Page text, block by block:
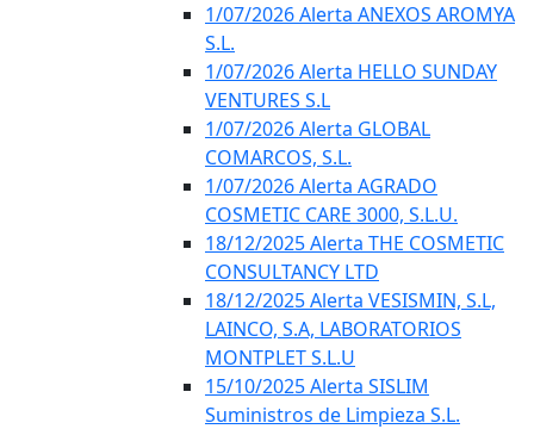
1/07/2026 Alerta ANEXOS AROMYA
S.L.
1/07/2026 Alerta HELLO SUNDAY
VENTURES S.L
1/07/2026 Alerta GLOBAL
COMARCOS, S.L.
1/07/2026 Alerta AGRADO
COSMETIC CARE 3000, S.L.U.
18/12/2025 Alerta THE COSMETIC
CONSULTANCY LTD
18/12/2025 Alerta VESISMIN, S.L,
LAINCO, S.A, LABORATORIOS
MONTPLET S.L.U
15/10/2025 Alerta SISLIM
Suministros de Limpieza S.L.